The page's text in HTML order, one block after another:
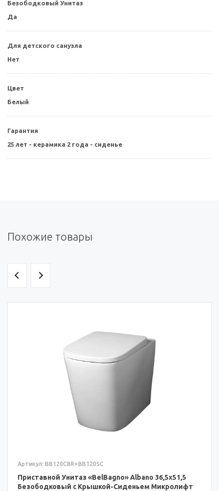
Безободковый Унитаз
Да
Для детского санузла
Нет
Цвет
Белый
Гарантия
25 лет - керамика 2 года - сиденье
Похожие товары
Артикул: BB120CBR+BB120SC
Приставной Унитаз «BelBagno» Albano 36,5x51,5
Безободковый с Крышкой-Сиденьем Микролифт